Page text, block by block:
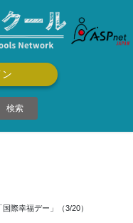
「国際幸福デー」（3/20）